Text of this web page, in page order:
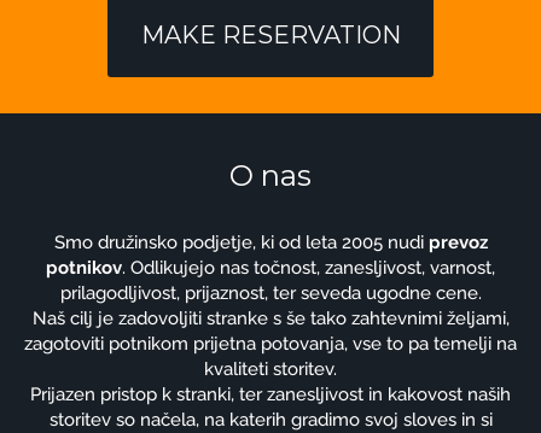
MAKE RESERVATION
O nas
Smo družinsko podjetje, ki od leta 2005 nudi prevoz
potnikov. Odlikujejo nas točnost, zanesljivost, varnost,
prilagodljivost, prijaznost, ter seveda ugodne cene.
Naš cilj je zadovoljiti stranke s še tako zahtevnimi željami,
zagotoviti potnikom prijetna potovanja, vse to pa temelji na
kvaliteti storitev.
Prijazen pristop k stranki, ter zanesljivost in kakovost naših
storitev so načela, na katerih gradimo svoj sloves in si